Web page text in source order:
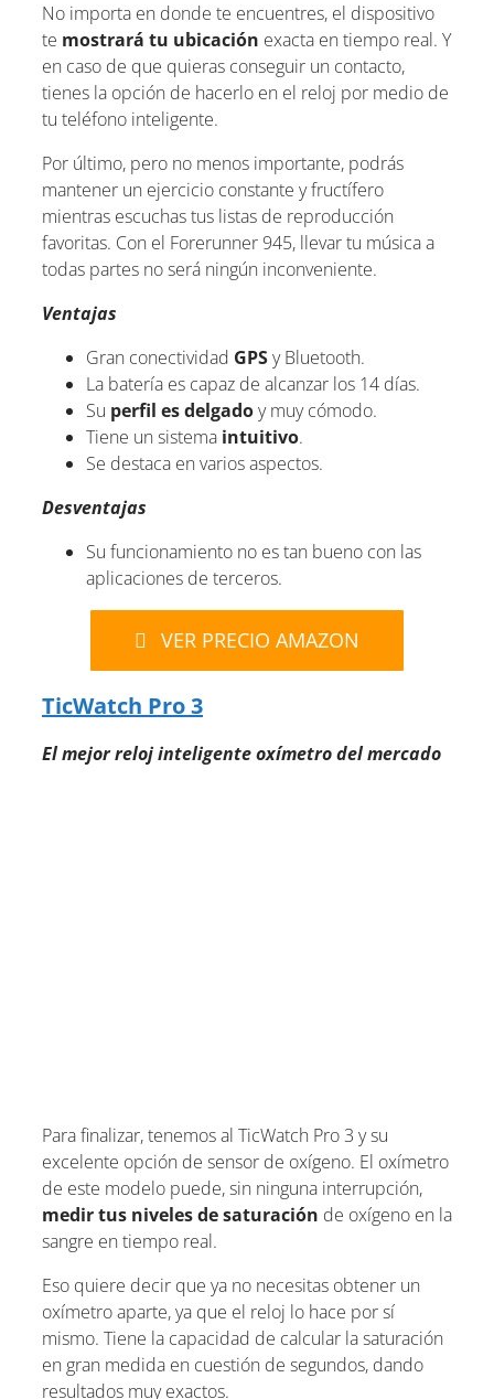
No importa en donde te encuentres, el dispositivo
te mostrará tu ubicación exacta en tiempo real. Y
en caso de que quieras conseguir un contacto,
tienes la opción de hacerlo en el reloj por medio de
tu teléfono inteligente.
Por último, pero no menos importante, podrás
mantener un ejercicio constante y fructífero
mientras escuchas tus listas de reproducción
favoritas. Con el Forerunner 945, llevar tu música a
todas partes no será ningún inconveniente.
Ventajas
Gran conectividad GPSy Bluetooth.
La batería es capaz de alcanzar los 14 días.
Su perfil es delgadoy muy cómodo.
Tiene un sistema intuitivo.
Se destaca en varios aspectos.
Desventajas
Su funcionamiento no es tan bueno con las
aplicaciones de terceros.
VER PRECIO AMAZON
TicWatch Pro 3
El mejor reloj inteligente oxímetro del mercado
Para finalizar, tenemos al TicWatch Pro 3 y su
excelente opción de sensor de oxígeno. El oxímetro
de este modelo puede, sin ninguna interrupción,
medir tus niveles de saturación de oxígeno en la
sangre en tiempo real.
Eso quiere decir que ya no necesitas obtener un
oxímetro aparte, ya que el reloj lo hace por sí
mismo. Tiene la capacidad de calcular la saturación
en gran medida en cuestión de segundos, dando
resultados muy exactos.